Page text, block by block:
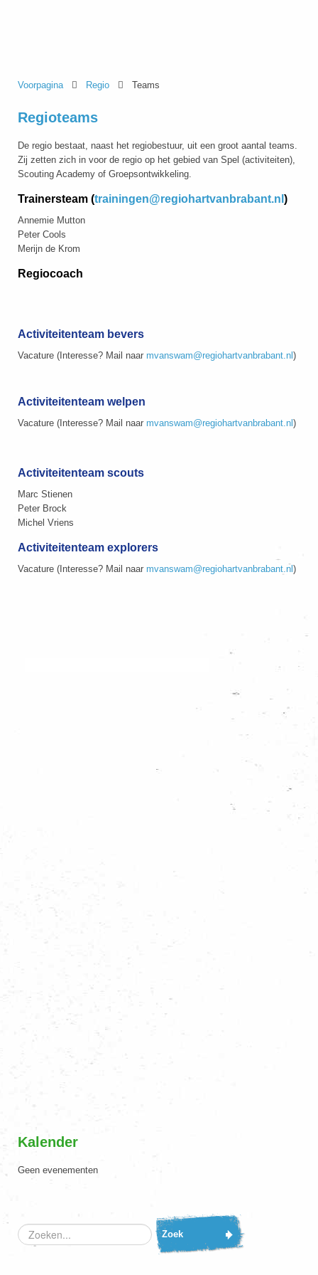
Voorpagina Regio Teams
Regioteams
De regio bestaat, naast het regiobestuur, uit een groot aantal teams.
Zij zetten zich in voor de regio op het gebied van Spel (activiteiten),
Scouting Academy of Groepsontwikkeling.
Trainersteam (trainingen@regiohartvanbrabant.nl )
Annemie Mutton
Peter Cools
Merijn de Krom
Regiocoach
Activiteitenteam bevers
Vacature (Interesse? Mail naar mvanswam@regiohartvanbrabant.nl )
Activiteitenteam welpen
Vacature (Interesse? Mail naar mvanswam@regiohartvanbrabant.nl )
Activiteitenteam scouts
Marc Stienen
Peter Brock
Michel Vriens
Activiteitenteam explorers
Vacature (Interesse? Mail naar mvanswam@regiohartvanbrabant.nl )
Kalender
Geen evenementen
Zoek